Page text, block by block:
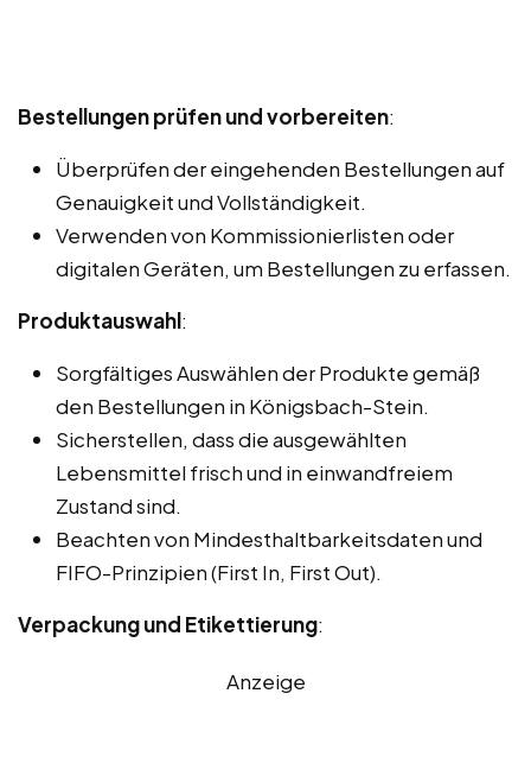
Bestellungen prüfen und vorbereiten:
Überprüfen der eingehenden Bestellungen auf
Genauigkeit und Vollständigkeit.
Verwenden von Kommissionierlisten oder
digitalen Geräten, um Bestellungen zu erfassen.
Produktauswahl:
Sorgfältiges Auswählen der Produkte gemäß
den Bestellungen in Königsbach-Stein.
Sicherstellen, dass die ausgewählten
Lebensmittel frisch und in einwandfreiem
Zustand sind.
Beachten von Mindesthaltbarkeitsdaten und
FIFO-Prinzipien (First In, First Out).
Verpackung und Etikettierung:
Anzeige